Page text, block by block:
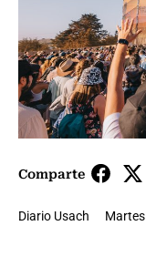
Comparte
Diario Usach